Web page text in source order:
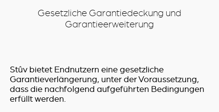
Gesetzliche Garantiedeckung und
Garantieerweiterung
Stûv bietet Endnutzern eine gesetzliche
Garantieverlängerung, unter der Voraussetzung,
dass die nachfolgend aufgeführten Bedingungen
erfüllt werden.